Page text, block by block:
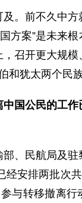
。前不久中
方案”是未来
召开更大规
和犹太两个民族
国公民的工作
、民航局及
安排两批次
与转移撤离行